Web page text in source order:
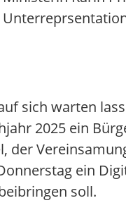
sich warten
2025 ein
ein
soll.